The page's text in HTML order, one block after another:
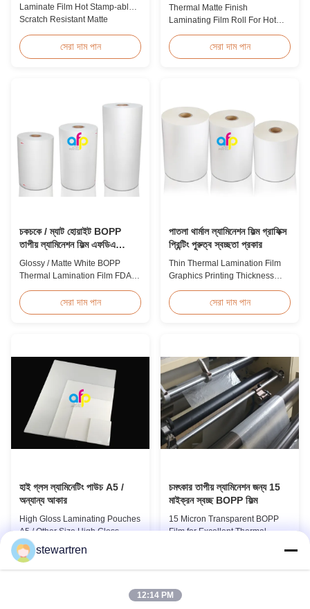
Laminate Film Hot Stamp-able
Scratch Resistant Matte
and Cardboard Scratch resistant
matte laminate film is one of the
available for both wet and
সেরা দাম পান
Thermal Matte Finish
Laminating Film Roll For Hot
Overview Thermal Roll Matte
Laminating Film 42 Dynes
UV Product Specifications
Specifications Model No. AFP-
Y18 AFP-Y20 AFP-Y22 AFP-
সেরা দাম পান
চকচকে / ম্যাট হোয়াইট BOPP
তাপীয় ল্যামিনেশন ফিল্ম এফডিএ
শংসাপত্র পাস করেছে
Glossy / Matte White BOPP
Thermal Lamination Film FDA
Quality White BOPP Thermal
Laminating Film BOPP Thermal
as the base material layer and
EVA as the heat-sensitive layer,
coated ...
সেরা দাম পান
পাতলা থার্মাল ল্যামিনেশন ফিল্ম গ্রাফিক্স
প্রিন্টিং পুরুত্ব স্বচ্ছতা প্রকার
Thin Thermal Lamination Film
Graphics Printing Thickness
Overview Soft thin plastic film
thermal lamination film
lamination film enhances
printed materials with superior
gloss, elegant appearance...
সেরা দাম পান
হাই গ্লস ল্যামিনেটিং পাউচ A5 /
অন্যান্য আকার
High Gloss Laminating Pouches
A5 / Other Size High Gloss
Polyester Pouch Lamination
Film PET+ EVA, Size
A2/A3/A4/A5/A6/A7/A8/B4/B5
চমৎকার তাপীয় ল্যামিনেশন জন্য 15
মাইক্রন স্বচ্ছ BOPP ফিল্ম
15 Micron Transparent BOPP
Film for Excellent Thermal
Lamination Film is designed to
appearance of printed materials.
stewartren
12:14 PM